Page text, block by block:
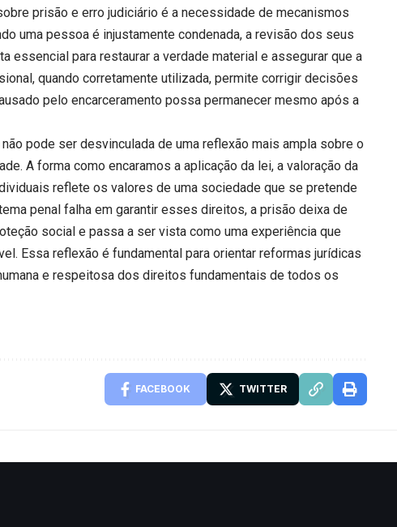
prisão e erro judiciário é a necessidade de mecanismos
uma pessoa é injustamente condenada, a revisão dos seus
essencial para restaurar a verdade material e assegurar que a
quando corretamente utilizada, permite corrigir decisões
pelo encarceramento possa permanecer mesmo após a
pode ser desvinculada de uma reflexão mais ampla sobre o
A forma como encaramos a aplicação da lei, a valoração da
reflete os valores de uma sociedade que se pretende
penal falha em garantir esses direitos, a prisão deixa de
social e passa a ser vista como uma experiência que
Essa reflexão é fundamental para orientar reformas jurídicas
e respeitosa dos direitos fundamentais de todos os
FACEBOOK TWITTER